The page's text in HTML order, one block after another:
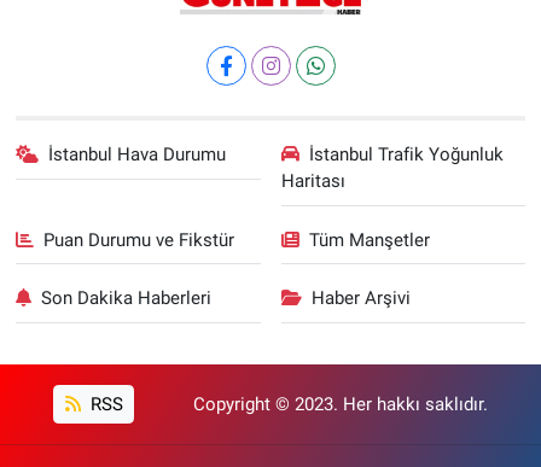
İstanbul Hava Durumu
İstanbul Trafik Yoğunluk
Haritası
Puan Durumu ve Fikstür Tüm Manşetler
Son Dakika Haberleri Haber Arşivi
RSS Copyright © 2023. Her hakkı saklıdır.